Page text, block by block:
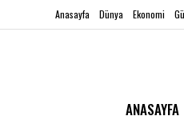
Anasayfa Dünya Ekonomi
ANASAYFA